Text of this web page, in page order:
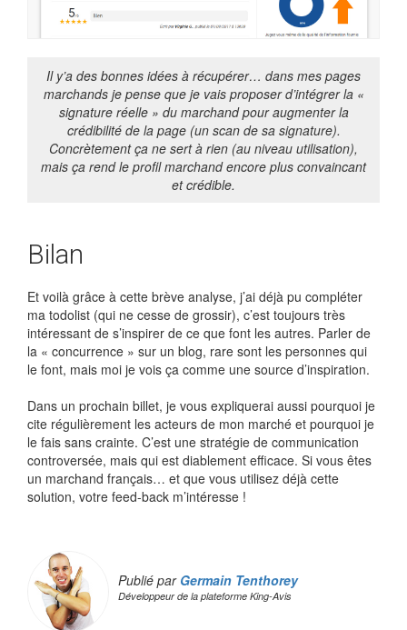
Il y’a des bonnes idées à récupérer… dans mes pages
marchands je pense que je vais proposer d’intégrer la «
signature réelle » du marchand pour augmenter la
crédibilité de la page (un scan de sa signature).
Concrètement ça ne sert à rien (au niveau utilisation),
mais ça rend le profil marchand encore plus convaincant
et crédible.
Bilan
Et voilà grâce à cette brève analyse, j’ai déjà pu compléter
ma todolist (qui ne cesse de grossir), c’est toujours très
intéressant de s’inspirer de ce que font les autres. Parler de
la « concurrence » sur un blog, rare sont les personnes qui
le font, mais moi je vois ça comme une source d’inspiration.
Dans un prochain billet, je vous expliquerai aussi pourquoi je
cite régulièrement les acteurs de mon marché et pourquoi je
le fais sans crainte. C’est une stratégie de communication
controversée, mais qui est diablement efficace. Si vous êtes
un marchand français… et que vous utilisez déjà cette
solution, votre feed-back m’intéresse !
Publié par Germain Tenthorey
Développeur de la plateforme King-Avis